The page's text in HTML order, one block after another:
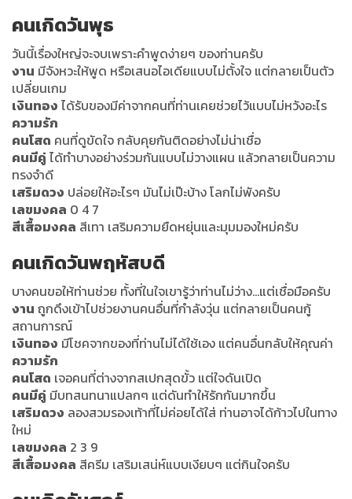
คนเกิดวันพุธ
วันนี้เรื่องใหญ่จะจบเพราะคำพูดง่ายๆ ของท่านครับ
งาน มีจังหวะให้พูด หรือเสนอไอเดียแบบไม่ตั้งใจ แต่กลายเป็นตัว
เปลี่ยนเกม
เงินทอง ได้รับของมีค่าจากคนที่ท่านเคยช่วยไว้แบบไม่หวังอะไร
ความรัก
คนโสด คนที่ดูขัดใจ กลับคุยกันติดอย่างไม่น่าเชื่อ
คนมีคู่ ได้ทำบางอย่างร่วมกันแบบไม่วางแผน แล้วกลายเป็นความ
ทรงจำดี
เสริมดวง ปล่อยให้อะไรๆ มันไม่เป๊ะบ้าง โลกไม่พังครับ
เลขมงคล 0 4 7
สีเสื้อมงคล สีเทา เสริมความยืดหยุ่นและมุมมองใหม่ครับ
คนเกิดวันพฤหัสบดี
บางคนขอให้ท่านช่วย ทั้งที่ในใจเขารู้ว่าท่านไม่ว่าง…แต่เชื่อมือครับ
งาน ถูกดึงเข้าไปช่วยงานคนอื่นที่กำลังวุ่น แต่กลายเป็นคนกู้
สถานการณ์
เงินทอง มีโชคจากของที่ท่านไม่ได้ใช้เอง แต่คนอื่นกลับให้คุณค่า
ความรัก
คนโสด เจอคนที่ต่างจากสเปกสุดขั้ว แต่ใจดันเปิด
คนมีคู่ มีบทสนทนาแปลกๆ แต่ดันทำให้รักกันมากขึ้น
เสริมดวง ลองสวมรองเท้าที่ไม่ค่อยได้ใส่ ท่านอาจได้ก้าวไปในทาง
ใหม่
เลขมงคล 2 3 9
สีเสื้อมงคล สีครีม เสริมเสน่ห์แบบเงียบๆ แต่กินใจครับ